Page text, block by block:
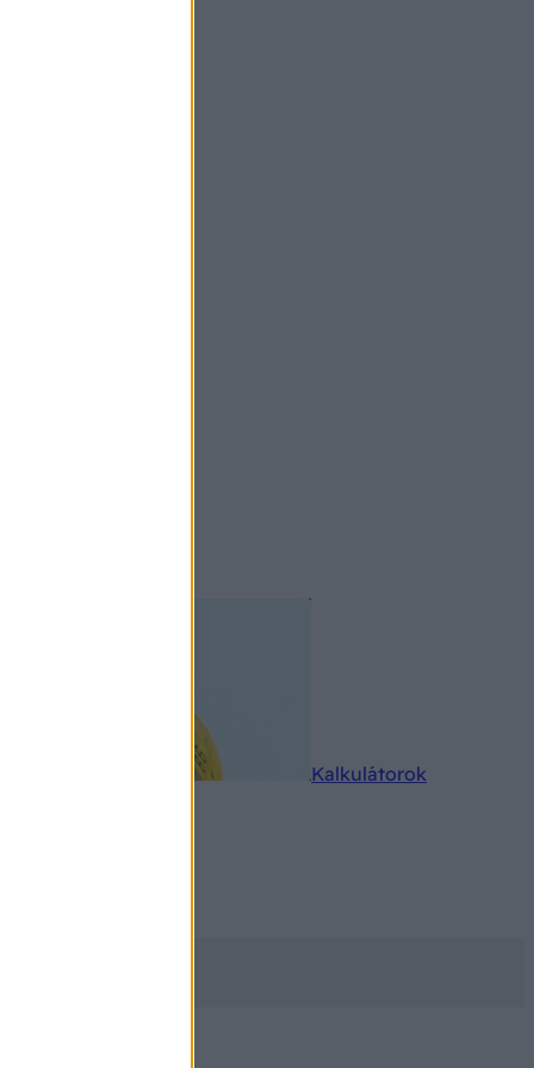
Kalkulátorok